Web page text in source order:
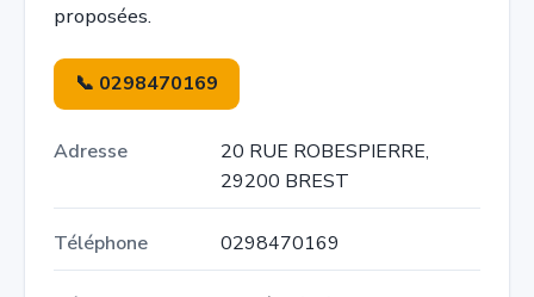
proposées.
📞 0298470169
Adresse
20 RUE ROBESPIERRE,
29200 BREST
Téléphone 0298470169